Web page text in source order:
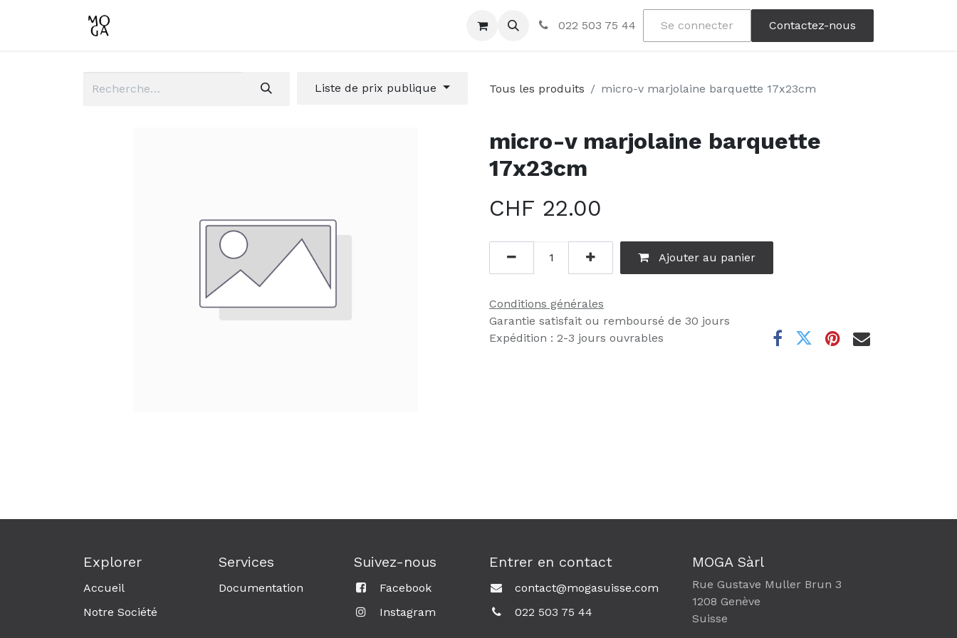
022 503 75 44 Se connecter Contactez-nous
Liste de prix publique Tous les produits micro-v marjolaine barquette 17x23cm
micro-v marjolaine barquette
17x23cm
CHF 22.00
Ajouter au panier
Conditions générales
Garantie satisfait ou remboursé de 30 jours
Expédition : 2-3 jours ouvrables
Explorer
Accueil
Notre Société
Services
Documentation
Suivez-nous
Facebook
Instagram
Entrer en contact
contact@mogasuisse.com​
022 503 75 44
MOGA Sàrl
Rue Gustave Muller Brun 3
1208 Genève
Suisse